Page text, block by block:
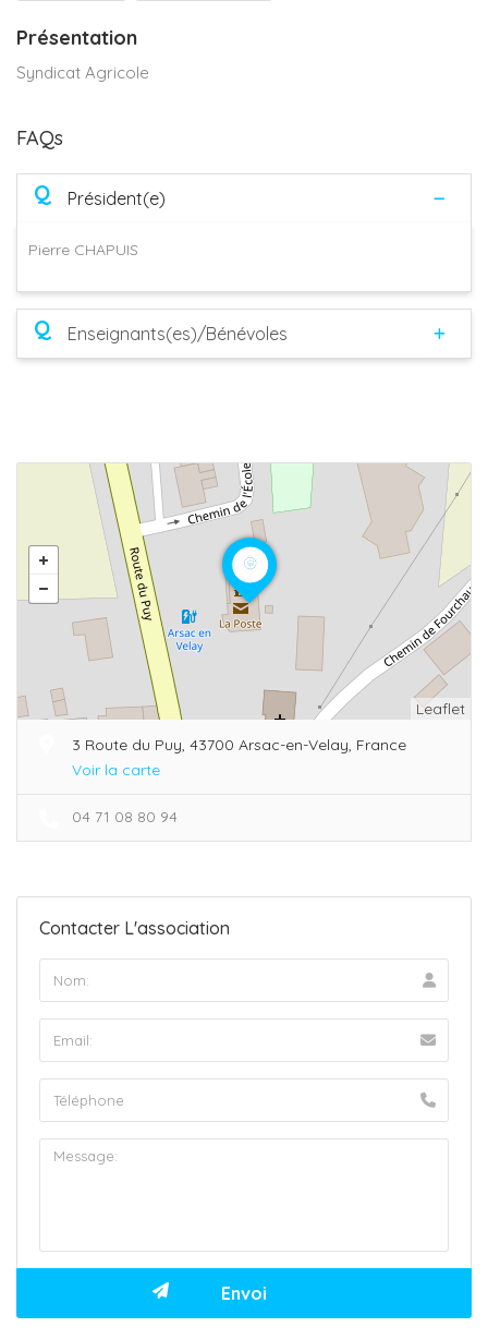
Présentation
Syndicat Agricole
FAQs
Q Président(e)
Pierre CHAPUIS
Q Enseignants(es)/Bénévoles
Leaflet
3 Route du Puy, 43700 Arsac-en-Velay, France
Voir la carte
04 71 08 80 94
Contacter L'association